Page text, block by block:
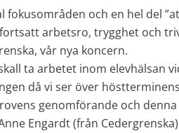
fokusområden och en hel del
arbetsro, trygghet och
vår nya koncern.
ta arbetet inom elevhälsan
då vi ser över
genomförande och denna
Engardt (från